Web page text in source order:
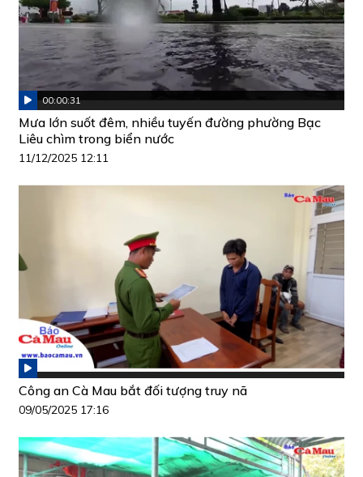
00:00:31
Mưa lớn suốt đêm, nhiều tuyến đường phường Bạc
Liêu chìm trong biển nước
11/12/2025 12:11
Công an Cà Mau bắt đối tượng truy nã
09/05/2025 17:16